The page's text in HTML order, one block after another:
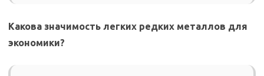
Какова значимость легких редких металлов для
экономики?